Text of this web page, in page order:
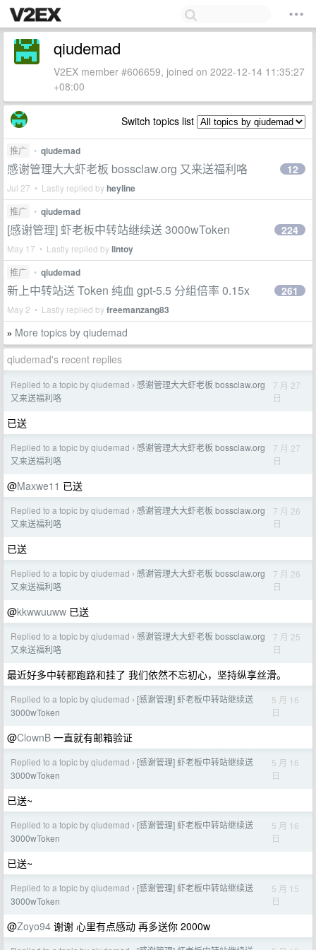
qiudemad
V2EX member #606659, joined on 2022-12-14 11:35:27
+08:00
Switch topics list
推广 • qiudemad
感谢管理大大虾老板 bossclaw.org 又来送福利咯
Jul 27 • Lastly replied byheyline
12
推广 • qiudemad
[感谢管理] 虾老板中转站继续送 3000wToken
May 17 • Lastly replied bylintoy
224
推广 • qiudemad
新上中转站送 Token 纯血 gpt-5.5 分组倍率 0.15x
May 2 • Lastly replied byfreemanzang83
261
» More topics by qiudemad
qiudemad's recent replies
Replied to a topic by qiudemad › 感谢管理大大虾老板 bossclaw.org
又来送福利咯
7 月 27
日
已送
Replied to a topic by qiudemad › 感谢管理大大虾老板 bossclaw.org
又来送福利咯
7 月 27
日
@Maxwe11 已送
Replied to a topic by qiudemad › 感谢管理大大虾老板 bossclaw.org
又来送福利咯
7 月 26
日
已送
Replied to a topic by qiudemad › 感谢管理大大虾老板 bossclaw.org
又来送福利咯
7 月 26
日
@kkwwuuww 已送
Replied to a topic by qiudemad › 感谢管理大大虾老板 bossclaw.org
又来送福利咯
7 月 25
日
最近好多中转都跑路和挂了 我们依然不忘初心，坚持纵享丝滑。
Replied to a topic by qiudemad › [感谢管理] 虾老板中转站继续送
3000wToken
5 月 16
日
@ClownB 一直就有邮箱验证
Replied to a topic by qiudemad › [感谢管理] 虾老板中转站继续送
3000wToken
5 月 16
日
已送~
Replied to a topic by qiudemad › [感谢管理] 虾老板中转站继续送
3000wToken
5 月 16
日
已送~
Replied to a topic by qiudemad › [感谢管理] 虾老板中转站继续送
3000wToken
5 月 15
日
@Zoyo94 谢谢 心里有点感动 再多送你 2000w